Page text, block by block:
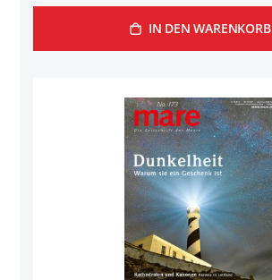
IN DEN WARENKORB